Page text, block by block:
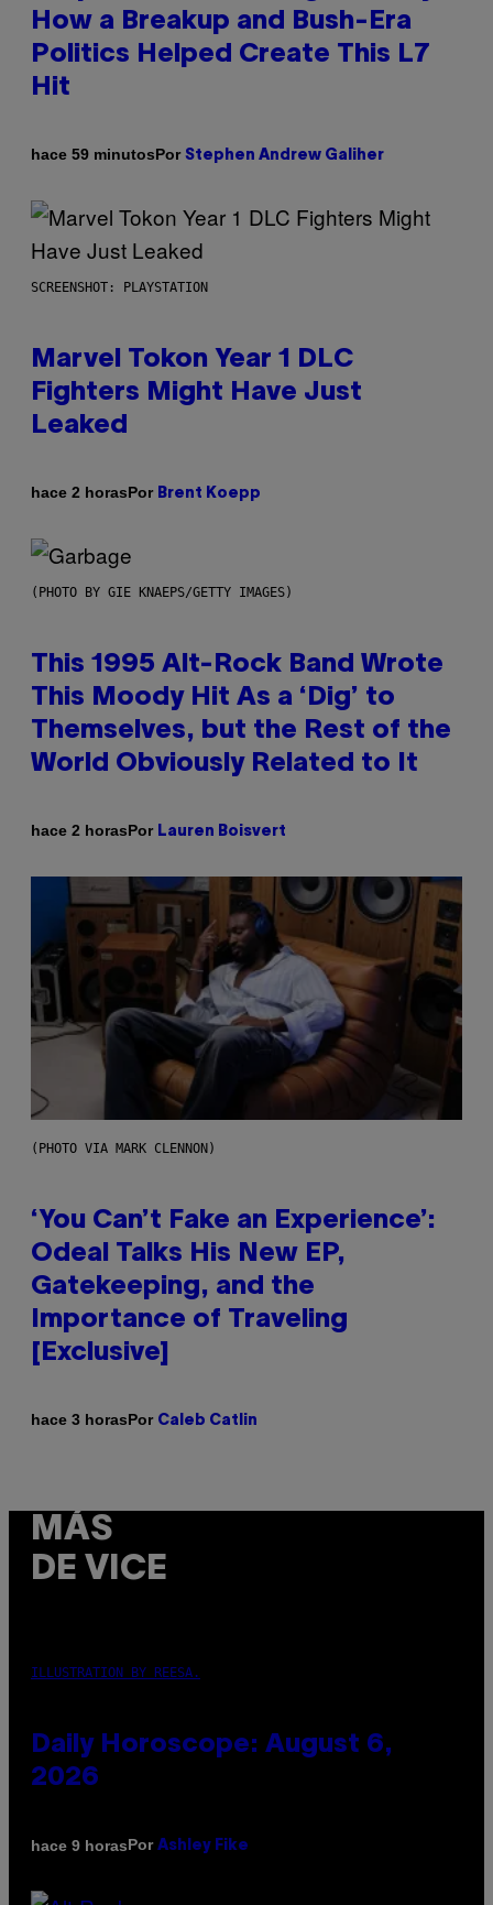
How a Breakup and Bush-Era
Politics Helped Create This L7
Hit
hace 59 minutosPor Stephen Andrew Galiher
SCREENSHOT: PLAYSTATION
Marvel Tokon Year 1 DLC
Fighters Might Have Just
Leaked
hace 2 horasPor Brent Koepp
(PHOTO BY GIE KNAEPS/GETTY IMAGES)
This 1995 Alt-Rock Band Wrote
This Moody Hit As a ‘Dig’ to
Themselves, but the Rest of the
World Obviously Related to It
hace 2 horasPor Lauren Boisvert
(PHOTO VIA MARK CLENNON)
‘You Can’t Fake an Experience’:
Odeal Talks His New EP,
Gatekeeping, and the
Importance of Traveling
[Exclusive]
hace 3 horasPor Caleb Catlin
MÁS
DE VICE
ILLUSTRATION BY REESA.
Daily Horoscope: August 6,
2026
hace 9 horasPor Ashley Fike